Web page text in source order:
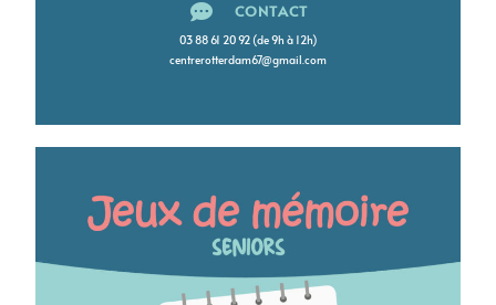
CONTACT
03 88 61 20 92 (de 9h à 12h)
centrerotterdam67@gmail.com